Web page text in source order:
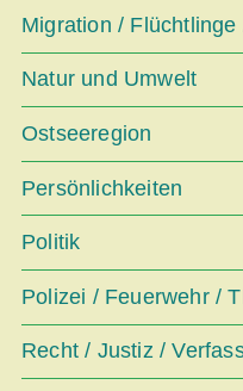
Migration / Flüchtlinge
Natur und Umwelt
Ostseeregion
Persönlichkeiten
Politik
Polizei / Feuerwehr /
Recht / Justiz /